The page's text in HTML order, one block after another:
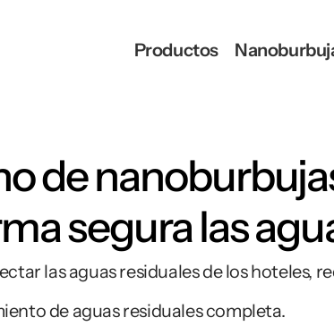
Productos
de
segura las
las aguas residuales de los hoteles,
de aguas residuales completa.